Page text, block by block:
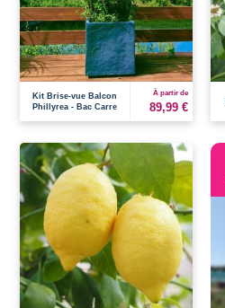
Kit Brise-vue Balcon
Phillyrea - Bac Carre
À partir de
89,99 €